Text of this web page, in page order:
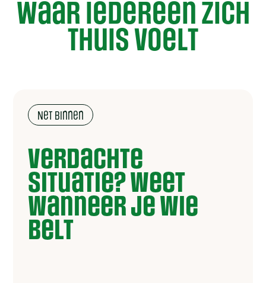
Waar iedereen zich
thuis voelt
Net binnen
Verdachte
situatie? Weet
wanneer je wie
belt